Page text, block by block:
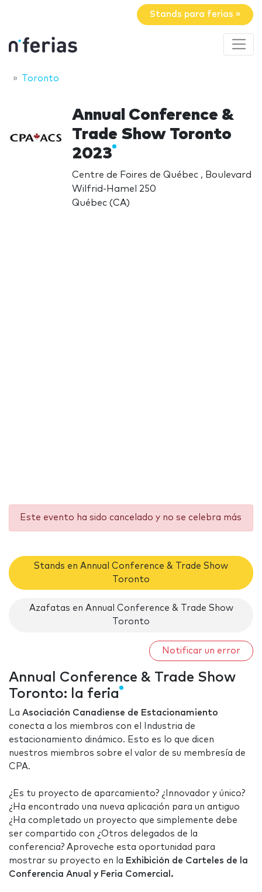
Stands para ferias »
Toronto
Annual Conference &
Trade Show Toronto
2023
Centre de Foires de Québec , Boulevard
Wilfrid-Hamel 250
Québec (CA)
Este evento ha sido cancelado y no se celebra más
Stands en Annual Conference & Trade Show
Toronto
Azafatas en Annual Conference & Trade Show
Toronto
Notificar un error
Annual Conference & Trade Show
Toronto: la feria
La Asociación Canadiense de Estacionamiento
conecta a los miembros con el Industria de
estacionamiento dinámico. Esto es lo que dicen
nuestros miembros sobre el valor de su membresía de
CPA.
¿Es tu proyecto de aparcamiento? ¿Innovador y único?
¿Ha encontrado una nueva aplicación para un antiguo
¿Ha completado un proyecto que simplemente debe
ser compartido con ¿Otros delegados de la
conferencia? Aproveche esta oportunidad para
mostrar su proyecto en la Exhibición de Carteles de la
Conferencia Anual y Feria Comercial.